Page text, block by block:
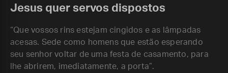
Jesus quer servos dispostos
“Que vossos rins estejam cingidos e as lâmpadas
acesas. Sede como homens que estão esperando
seu senhor voltar de uma festa de casamento, para
lhe abrirem, imediatamente, a porta”.